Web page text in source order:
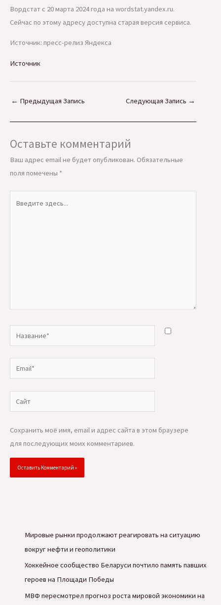
Вордстат с 20 марта 2024 года на wordstat.yandex.ru.
Сейчас по этому адресу доступна старая версия сервиса.
Источник: пресс-релиз Яндекса
Источник
← Предыдущая Запись Следующая Запись →
Оставьте комментарий
Ваш адрес email не будет опубликован. Обязательные
поля помечены *
Сохранить моё имя, email и адрес сайта в этом браузере
для последующих моих комментариев.
Мировые рынки продолжают реагировать на ситуацию
вокруг нефти и геополитики
Хоккейное сообщество Беларуси почтило память павших
героев на Площади Победы
МВФ пересмотрел прогноз роста мировой экономики на